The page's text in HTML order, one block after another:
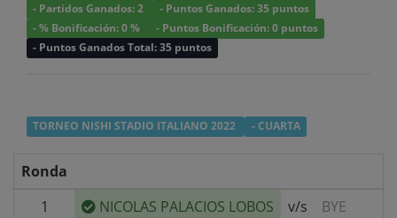
- Partidos Ganados: 2
- Puntos Ganados: 35 puntos
- % Bonificación: 0 %
- Puntos Bonificación: 0 puntos
- Puntos Ganados Total: 35 puntos
TORNEO NISHI STADIO ITALIANO 2022 - CUARTA
Ronda
1
NICOLAS PALACIOS LOBOS v/s
BYE